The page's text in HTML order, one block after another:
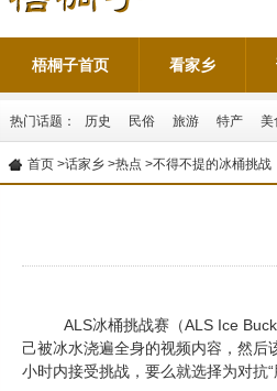
梧桐子首页 看家乡
热门话题： 历史 民俗 旅游 特产 美
首页 >话家乡 >热点 >不得不提的冰桶挑战
ALS冰桶挑战赛（ALS Ice
己被冰水浇遍全身的视频内容，然后
小时内接受挑战，要么就选择为对抗